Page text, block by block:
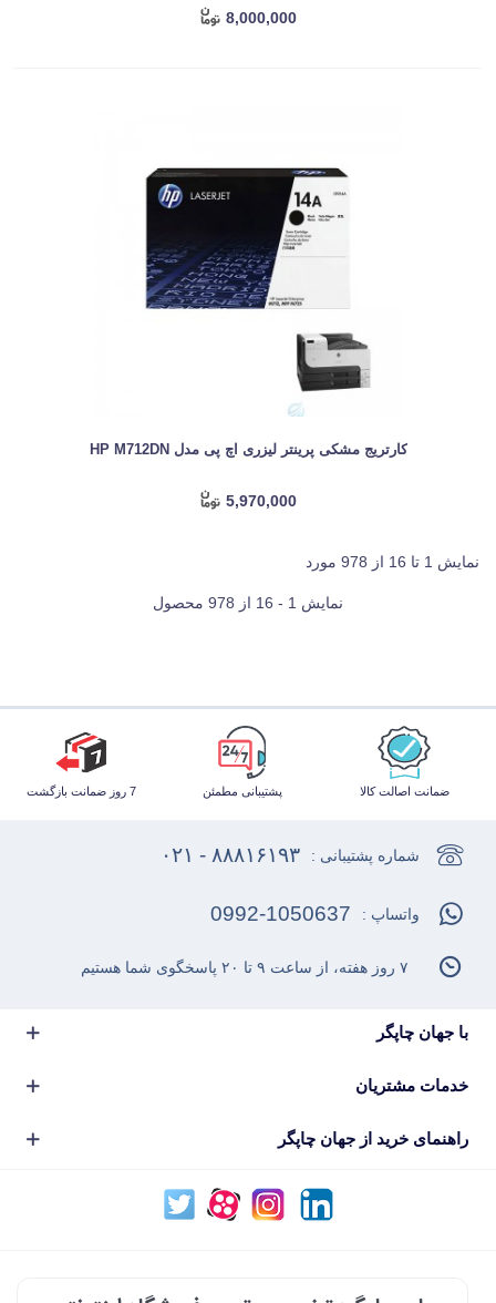
8,000,000
کارتریج مشکی پرینتر لیزری اچ پی مدل HP M712DN
5,970,000
نمایش 1 تا 16 از 978 مورد
نمایش 1 - 16 از 978 محصول
ضمانت اصالت کالا پشتیبانی مطمئن 7 روز ضمانت بازگشت
با جهان چاپگر
خدمات مشتریان
راهنمای خرید از جهان چاپگر
شماره پشتیبانی : ۸۸۸۱۶۱۹۳ - ۰۲۱
واتساپ : 0992-1050637
۷ روز هفته، از ساعت ۹ تا ۲۰ پاسخگوی شما هستیم